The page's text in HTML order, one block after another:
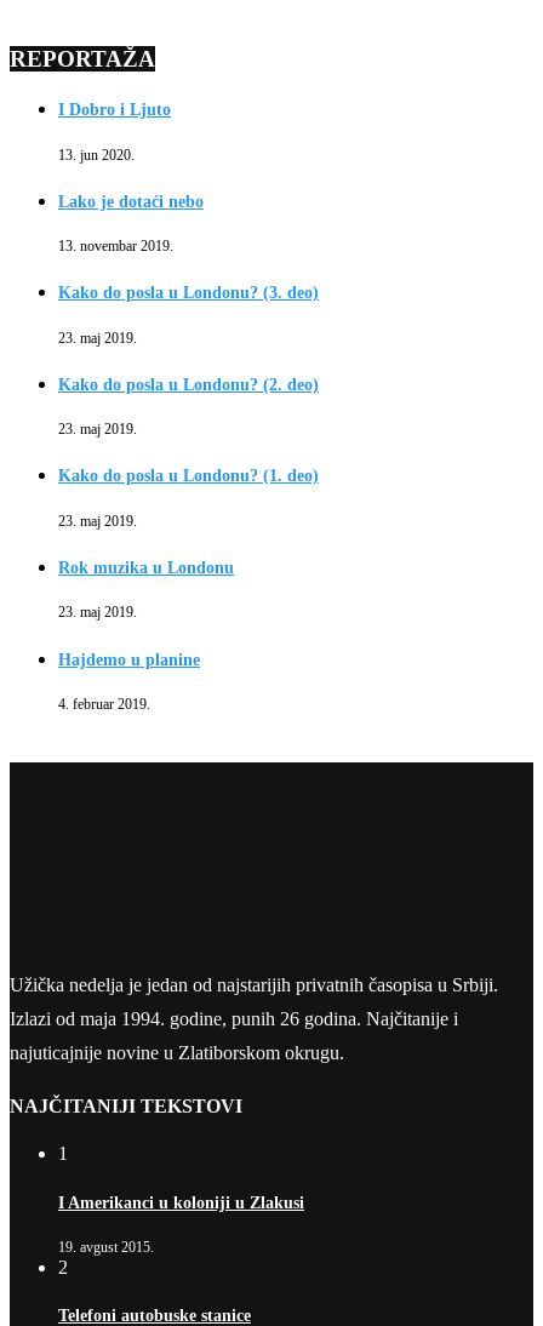
REPORTAŽA
I Dobro i Ljuto
13. jun 2020.
Lako je dotaći nebo
13. novembar 2019.
Kako do posla u Londonu? (3. deo)
23. maj 2019.
Kako do posla u Londonu? (2. deo)
23. maj 2019.
Kako do posla u Londonu? (1. deo)
23. maj 2019.
Rok muzika u Londonu
23. maj 2019.
Hajdemo u planine
4. februar 2019.
Užička nedelja je jedan od najstarijih privatnih časopisa u Srbiji.
Izlazi od maja 1994. godine, punih 26 godina. Najčitanije i
najuticajnije novine u Zlatiborskom okrugu.
NAJČITANIJI TEKSTOVI
1
I Amerikanci u koloniji u Zlakusi
19. avgust 2015.
2
Telefoni autobuske stanice